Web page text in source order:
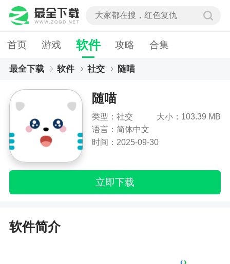
首页 游戏 软件 攻略 合集
最全下载 软件 社交 随喵
随喵
类型：社交
大小：103.39 MB
语言：简体中文
时间：2025-09-30
立即下载
软件简介